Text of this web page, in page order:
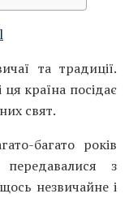
та традиції.
країна посідає
свят.
багато років
з
незвичайне і